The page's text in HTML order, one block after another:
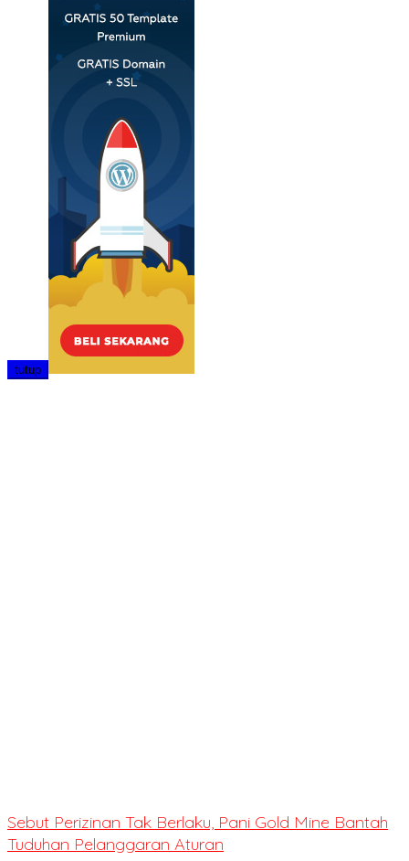
tutup
Sebut Perizinan Tak Berlaku, Pani Gold Mine Bantah
Tuduhan Pelanggaran Aturan